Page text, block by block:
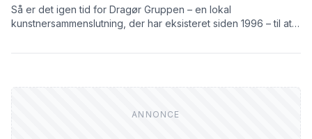
Så er det igen tid for Dragør Gruppen – en lokal
kunstnersammenslutning, der har eksisteret siden 1996 – til at